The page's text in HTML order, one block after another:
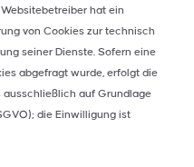
hat ein
von Cookies zur technisch
seiner Dienste. Sofern eine
abgefragt wurde, erfolgt die
auf Grundlage
die Einwilligung ist